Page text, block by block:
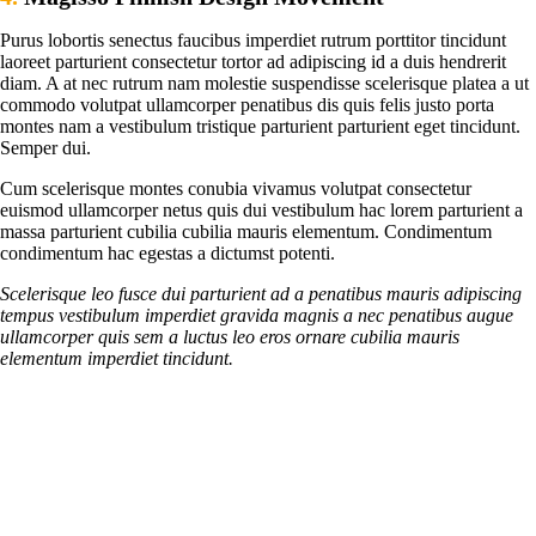
Purus lobortis senectus faucibus imperdiet rutrum porttitor tincidunt
laoreet parturient consectetur tortor ad adipiscing id a duis hendrerit
diam. A at nec rutrum nam molestie suspendisse scelerisque platea a ut
commodo volutpat ullamcorper penatibus dis quis felis justo porta
montes nam a vestibulum tristique parturient parturient eget tincidunt.
Semper dui.
Cum scelerisque montes conubia vivamus volutpat consectetur
euismod ullamcorper netus quis dui vestibulum hac lorem parturient a
massa parturient cubilia cubilia mauris elementum. Condimentum
condimentum hac egestas a dictumst potenti.
Scelerisque leo fusce dui parturient ad a penatibus mauris adipiscing
tempus vestibulum imperdiet gravida magnis a nec penatibus augue
ullamcorper quis sem a luctus leo eros ornare cubilia mauris
elementum imperdiet tincidunt.